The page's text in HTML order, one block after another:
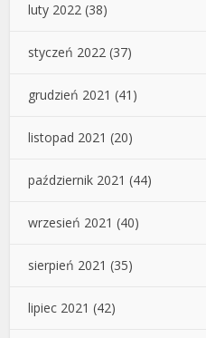
luty 2022 (38)
styczeń 2022 (37)
grudzień 2021 (41)
listopad 2021 (20)
październik 2021 (44)
wrzesień 2021 (40)
sierpień 2021 (35)
lipiec 2021 (42)